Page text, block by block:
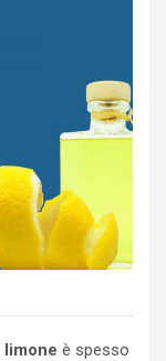
limone è spesso